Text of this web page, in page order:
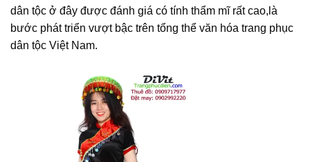
dân tộc ở đây được đánh giá có tính thẩm mĩ rất cao,là
bước phát triển vượt bậc trên tổng thể văn hóa trang phục
dân tộc Việt Nam.